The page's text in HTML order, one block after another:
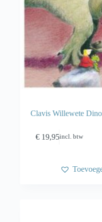
Clavis Willewete
€ 19,95incl. btw